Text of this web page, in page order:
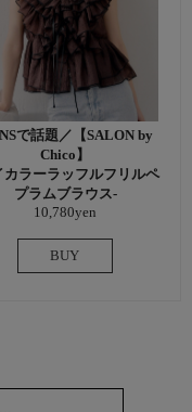
で話題／【SALON by
Chico】
カラーラッフルフリルペ
プラムブラウス-
10,780yen
BUY